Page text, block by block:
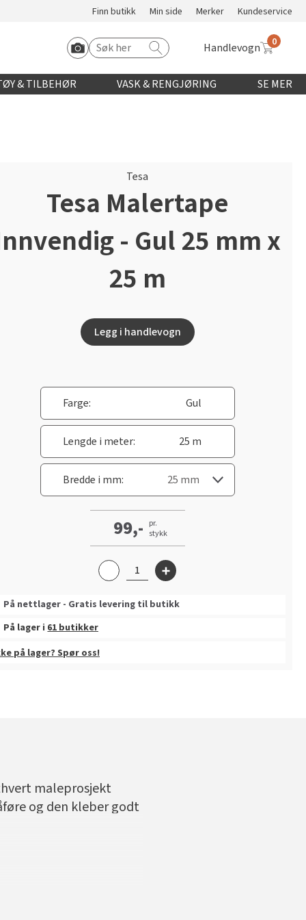
Finn butikk Min side Merker Kundeservice
Start Roomvo
Søk etter: Handlevogn 0
& TILBEHØR VASK & RENGJØRING SE MER
Tesa
Tesa Malertape
- Gul 25 mm x
25 m
Legg i handlevogn
Farge: Gul
Lengde i meter: 25 m
Bredde i mm:
99,- pr.
stykk
På nettlager - Gratis levering til butikk
På lager i61 butikker
på lager? Spør oss!
maleprosjekt
og den kleber godt